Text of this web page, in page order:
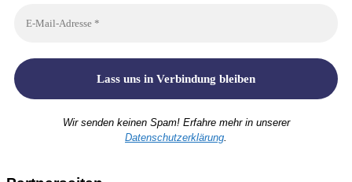
Wir senden keinen Spam! Erfahre mehr in unserer
Datenschutzerklärung